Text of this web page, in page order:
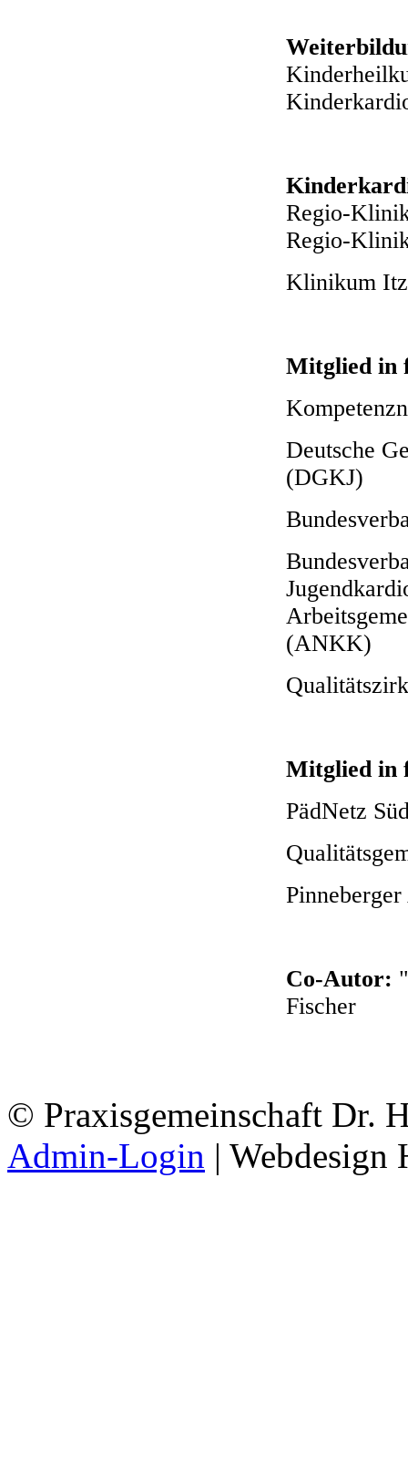
Regio-
Regio-
Klinikum
Mitglied in
Deutsche
(DGKJ)
(ANKK)
Mitglied in
PädNetz
Co-Autor:
Fischer
© Praxisgemeinschaft Dr.
Admin-Login | Webdesign